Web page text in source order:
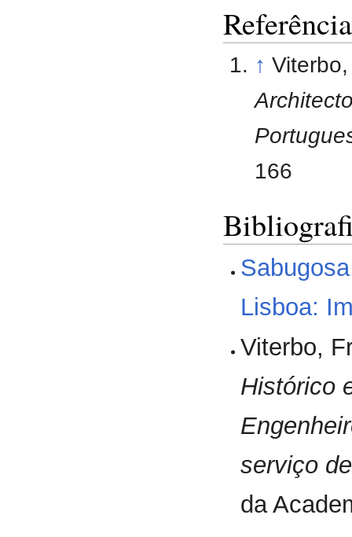
↑
166
Lisboa:
Viterbo,
Histórico
serviço
da